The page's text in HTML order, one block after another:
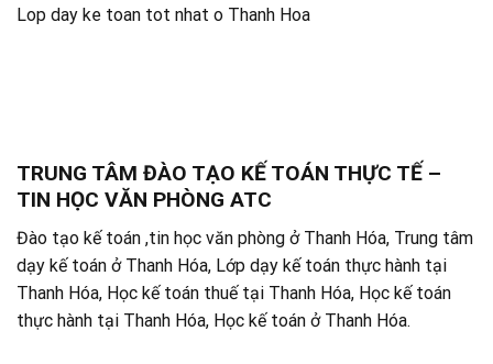
Lop day ke toan tot nhat o Thanh Hoa
TRUNG TÂM ĐÀO TẠO KẾ TOÁN THỰC TẾ –
TIN HỌC VĂN PHÒNG ATC
Đào tạo kế toán ,tin học văn phòng ở Thanh Hóa, Trung tâm
dạy kế toán ở Thanh Hóa, Lớp dạy kế toán thực hành tại
Thanh Hóa, Học kế toán thuế tại Thanh Hóa, Học kế toán
thực hành tại Thanh Hóa, Học kế toán ở Thanh Hóa.